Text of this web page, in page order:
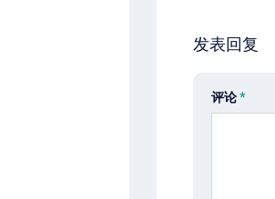
发表回复
评论*